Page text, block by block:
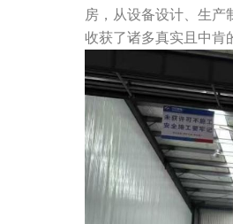
房，从设备设计、生产
收获了诸多真实且中肯